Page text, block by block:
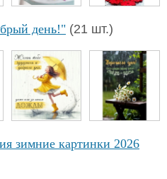
день!" (21 шт.)
зимние картинки 2026